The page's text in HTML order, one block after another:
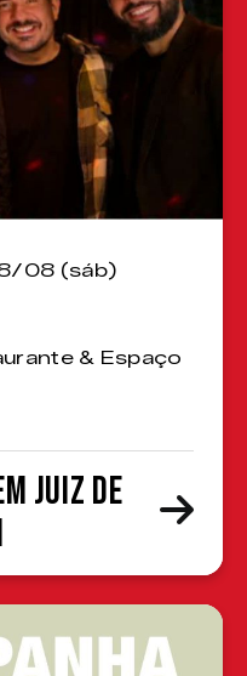
08 (sáb)
& Espaço
Juiz de